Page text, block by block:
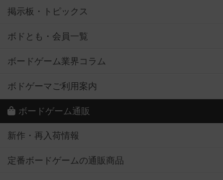
掲示板・トピックス
ボドとも・会員一覧
ボードゲーム業界コラム
ボドゲーマご利用案内
ボードゲーム通販
新作・再入荷情報
定番ボードゲームの通販商品